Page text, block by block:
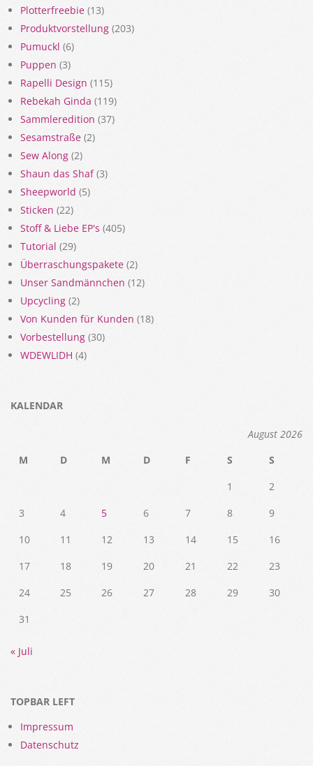
Plotterfreebie (13)
Produktvorstellung (203)
Pumuckl (6)
Puppen (3)
Rapelli Design (115)
Rebekah Ginda (119)
Sammleredition (37)
Sesamstraße (2)
Sew Along (2)
Shaun das Shaf(3)
Sheepworld (5)
Sticken (22)
Stoff & Liebe EP's (405)
Tutorial (29)
Überraschungspakete (2)
Unser Sandmännchen (12)
Upcycling (2)
Von Kunden für Kunden (18)
Vorbestellung (30)
WDEWLIDH (4)
KALENDAR
August 2026
M
D M D F S
S
1
2
3
4 5 6 7 8
9
10
11 12 13 14 15
16
17
18 19 20 21 22
23
24
25 26 27 28 29
30
31
« Juli
TOPBAR LEFT
Impressum
Datenschutz